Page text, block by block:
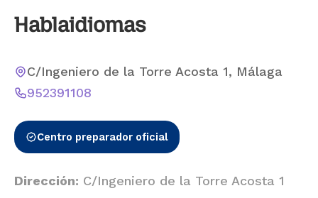
Hablaidiomas
C/Ingeniero de la Torre Acosta 1, Málaga
952391108
Centro preparador oficial
Dirección: C/Ingeniero de la Torre Acosta 1